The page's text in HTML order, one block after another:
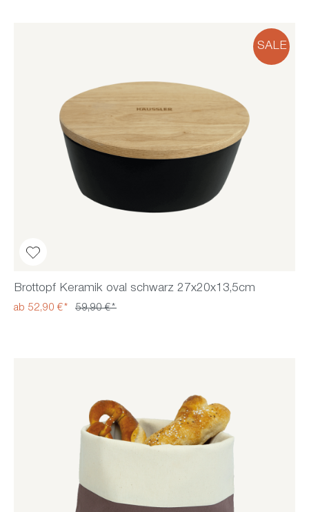
SALE
Brottopf Keramik oval schwarz 27x20x13,5cm
ab 52,90 €* 59,90 €*